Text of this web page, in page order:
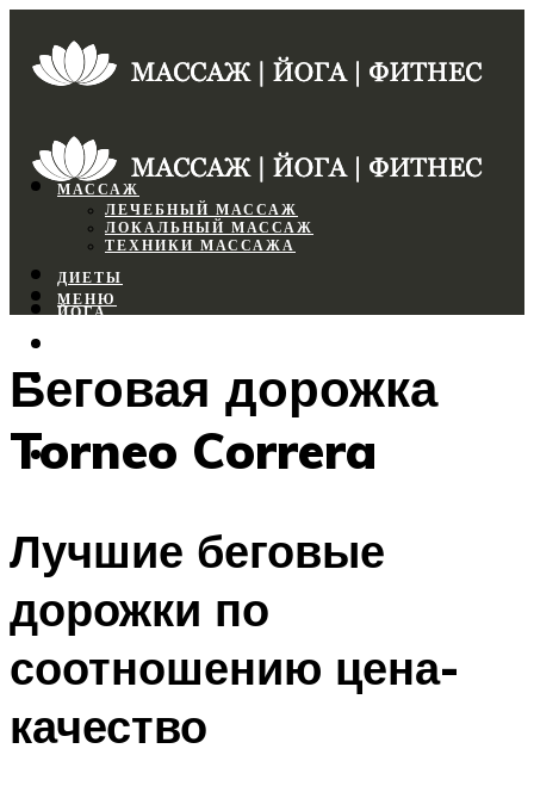
МАССАЖ
ЛЕЧЕБНЫЙ МАССАЖ
ЛОКАЛЬНЫЙ МАССАЖ
ТЕХНИКИ МАССАЖА
ДИЕТЫ
ЙОГА
ФИТНЕС
МЕНЮ
МЕНЮ
Беговая дорожка
Torneo Correra
Лучшие беговые
дорожки по
соотношению цена-
качество